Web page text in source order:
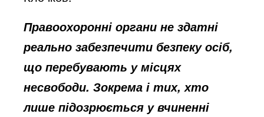
Правоохоронні органи не здатні
реально забезпечити безпеку осіб,
що перебувають у місцях
несвободи. Зокрема і тих, хто
лише підозрюється у вчиненні